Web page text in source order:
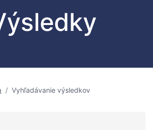
Vyhľadávanie výsledkov